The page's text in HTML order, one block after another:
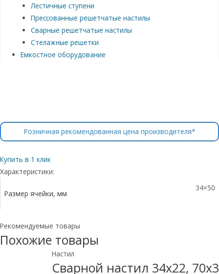
Лестичные ступени
Прессованные решетчатые настилы
Сварные решетчатые настилы
Стелажные решетки
Емкостное оборудование
Розничная рекомендованная цена производителя*
Купить в 1 клик
Характеристики:
Размер ячейки, мм
34×50
Рекомендуемые товары
Похожие товары
Настил
Сварной настил 34х22, 70х3